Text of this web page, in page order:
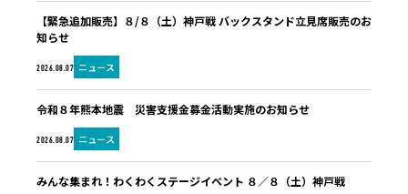
2026.08.07 ニュース
【緊急追加販売】８/８（土）神戸戦 バックスタンド立見席販売のお
知らせ
2026.08.07 ニュース
令和８年熊本地震 災害支援金募金活動実施のお知らせ
みんな集まれ！わくわくステージイベント ８／８（土）神戸戦